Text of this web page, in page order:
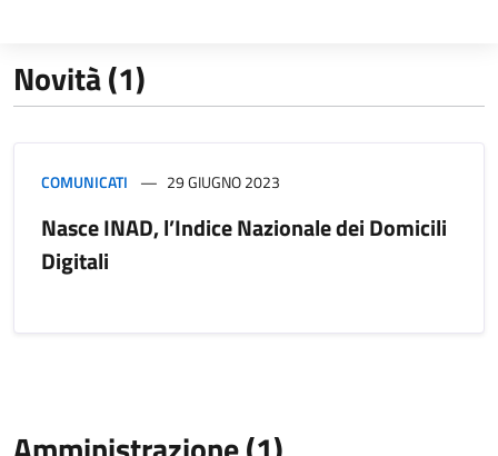
Novità (1)
COMUNICATI 29 GIUGNO 2023
Nasce INAD, l’Indice Nazionale dei Domicili
Digitali